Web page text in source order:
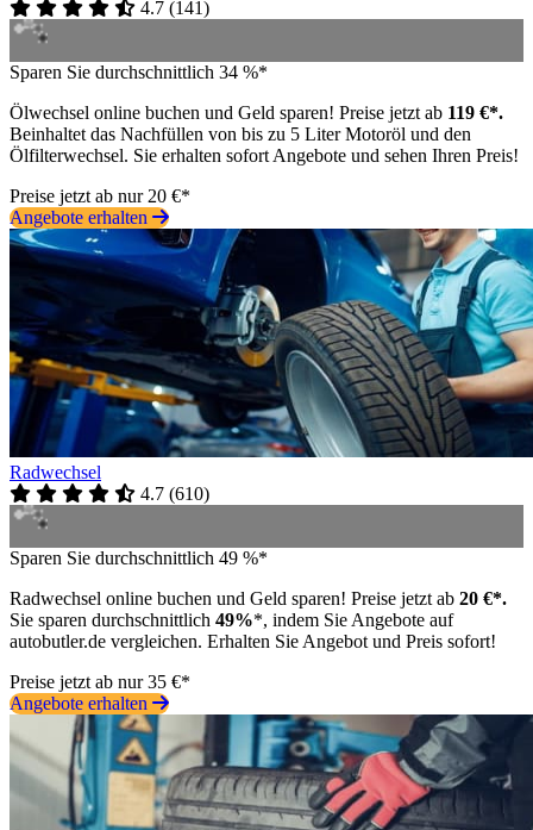
4.7 (141)
Sparen Sie durchschnittlich 34 %*
Ölwechsel online buchen und Geld sparen! Preise jetzt ab 119 €*.
Beinhaltet das Nachfüllen von bis zu 5 Liter Motoröl und den
Ölfilterwechsel. Sie erhalten sofort Angebote und sehen Ihren Preis!
Preise jetzt ab nur 20 €*
Angebote erhalten
Radwechsel
4.7 (610)
Sparen Sie durchschnittlich 49 %*
Radwechsel online buchen und Geld sparen! Preise jetzt ab 20 €*.
Sie sparen durchschnittlich 49%*, indem Sie Angebote auf
autobutler.de vergleichen. Erhalten Sie Angebot und Preis sofort!
Preise jetzt ab nur 35 €*
Angebote erhalten